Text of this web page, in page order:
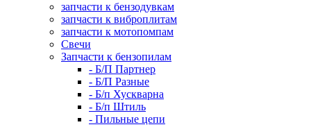
запчасти к бензодувкам
запчасти к виброплитам
запчасти к мотопомпам
Свечи
Запчасти к бензопилам
- Б/П Партнер
- Б/П Разные
- Б/п Хускварна
- Б/п Штиль
- Пильные цепи